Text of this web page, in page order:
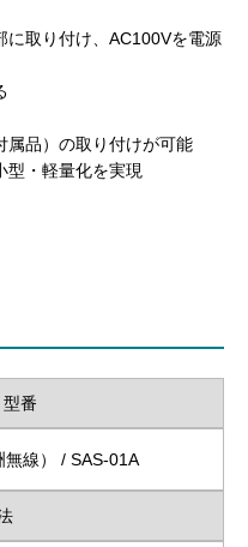
に取り付け、AC100Vを電源
属品）の取り付けが可能
型・軽量化を実現
型番
無線） / SAS-01A